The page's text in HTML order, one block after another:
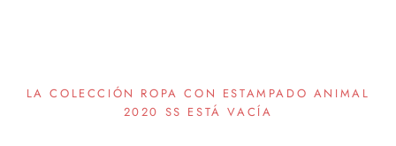
LA COLECCIÓN ROPA CON ESTAMPADO ANIMAL
2020 SS ESTÁ VACÍA